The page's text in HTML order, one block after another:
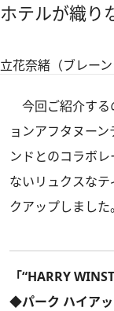
ホテルが織り
立花奈緒（ブレーン
今回ご紹介する
ョンアフタヌー
ンドとのコラボ
ないリュクスな
クアップしました。
「“HARRY
◆パーク ハイア